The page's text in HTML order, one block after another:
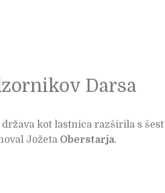
Darsa
kot lastnica razširila s
Jožeta Oberstarja.